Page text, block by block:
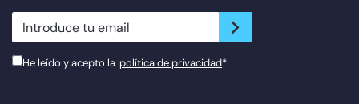
newsletter.suscribe
He leído y acepto la política de privacidad*